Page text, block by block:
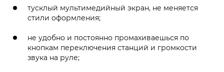
тусклый мультимедийный экран, не меняется
стили оформления;
не удобно и постоянно промахиваешься по
кнопкам переключения станций и громкости
звука на руле;